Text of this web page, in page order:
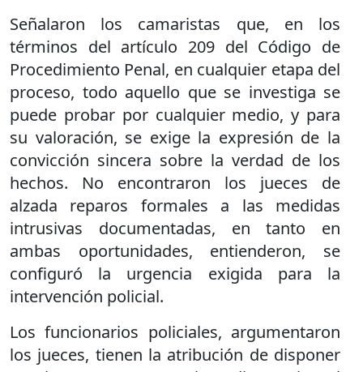
Señalaron los camaristas que, en los
términos del artículo 209 del Código de
Procedimiento Penal, en cualquier etapa del
proceso, todo aquello que se investiga se
puede probar por cualquier medio, y para
su valoración, se exige la expresión de la
convicción sincera sobre la verdad de los
hechos. No encontraron los jueces de
alzada reparos formales a las medidas
intrusivas documentadas, en tanto en
ambas oportunidades, entienderon, se
configuró la urgencia exigida para la
intervención policial.
Los funcionarios policiales, argumentaron
los jueces, tienen la atribución de disponer